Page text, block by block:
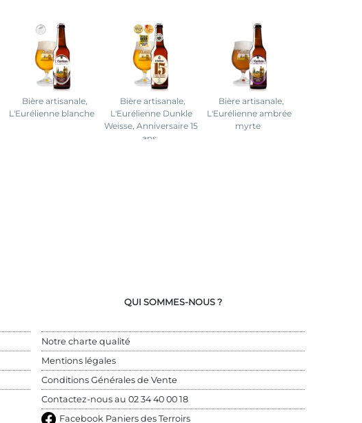
Bière artisanale,
L'Eurélienne blanche
Bière artisanale,
L'Eurélienne Dunkle
Weisse, Anniversaire 15
ans
Bière artisanale,
L'Eurélienne ambrée
myrte
QUI SOMMES-NOUS ?
Notre charte qualité
Mentions légales
Conditions Générales de Vente
Contactez-nous au 02 34 40 00 18
Facebook Paniers des Terroirs